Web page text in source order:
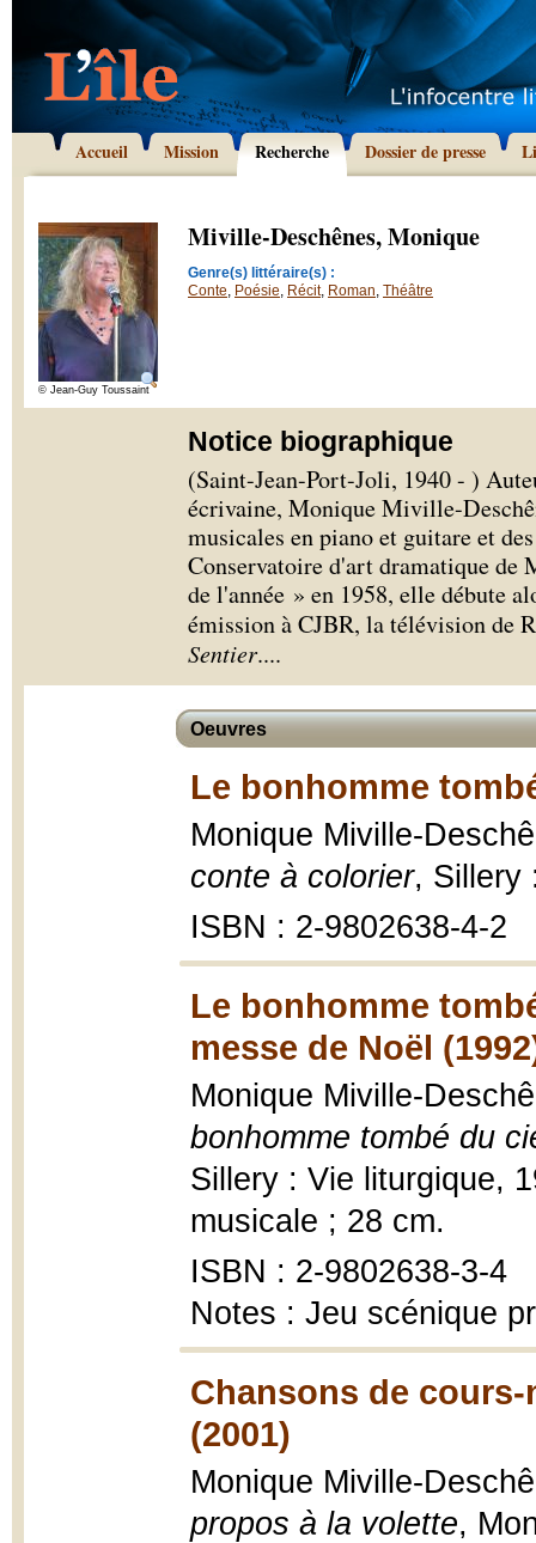
Accueil Mission Recherche Dossier de presse
© Jean-Guy Toussaint
Miville-Deschênes, Monique
Genre(s) littéraire(s) :
Conte, Poésie, Récit, Roman, Théâtre
Notice biographique
(Saint-Jean-Port-Joli, 1940 - )
écrivaine, Monique Miville-
musicales en piano et guitare et
Conservatoire d'art dramatique de
de l'année » en 1958, elle débute
émission à CJBR, la télévision de
Sentier....
Oeuvres
Le bonhomme
Monique Miville-
conte à colorier, Sillery
ISBN : 2-9802638-4-2
Le bonhomme
messe de Noël
Monique Miville-
bonhomme tombé du
Sillery : Vie liturgique,
musicale ; 28 cm.
ISBN : 2-9802638-3-4
Notes : Jeu scénique
Chansons de
(2001)
Monique Miville-
propos à la volette,